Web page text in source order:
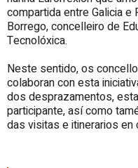
compartida entre Galicia e
Borrego, concelleiro de
Tecnolóxica.
Neste sentido, os
colaboran con esta
dos desprazamentos,
participante, así como
das visitas e itinerarios en